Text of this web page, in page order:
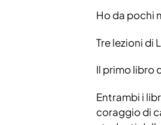
Ho da pochi
Tre lezioni di
Il primo libro
Entrambi i
coraggio di